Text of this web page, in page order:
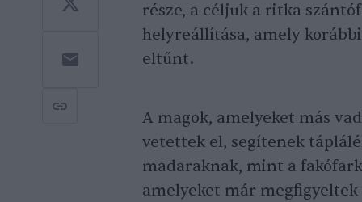
része, a céljuk a ritka
helyreállítása, amely
eltűnt.
A magok, amelyeket más
vetettek el, segítenek
madaraknak, mint a
amelyeket már